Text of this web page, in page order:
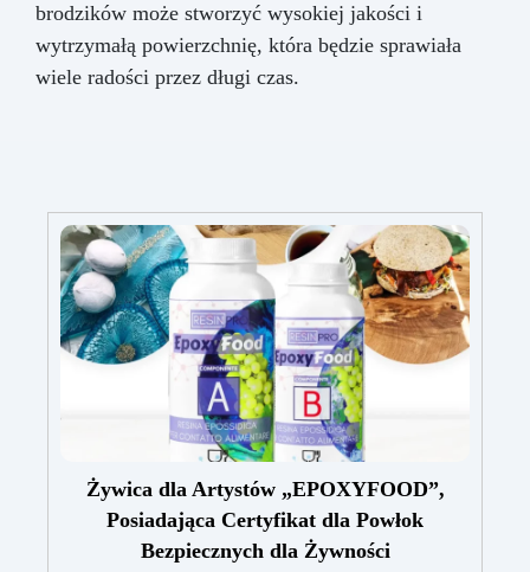
brodzików może stworzyć wysokiej jakości i
wytrzymałą powierzchnię, która będzie sprawiała
wiele radości przez długi czas.
Żywica dla Artystów „EPOXYFOOD”,
Posiadająca Certyfikat dla Powłok
Bezpiecznych dla Żywności